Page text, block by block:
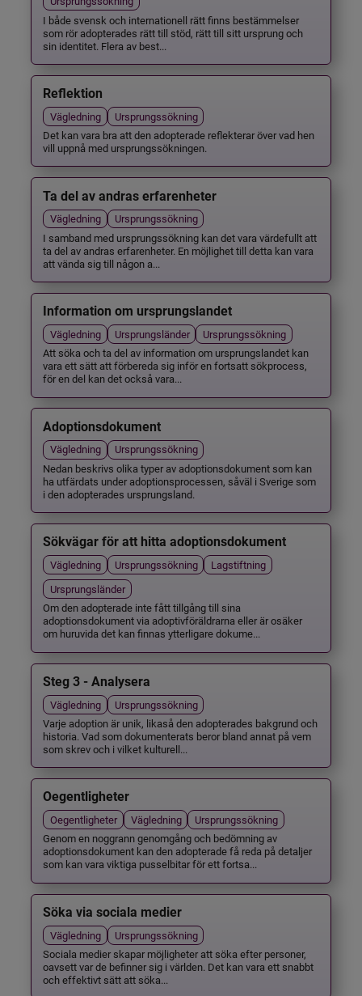
I både svensk och internationell rätt finns bestämmelser
som rör adopterades rätt till stöd, rätt till sitt ursprung och
sin identitet. Flera av best...
Reflektion
Vägledning
Ursprungssökning
Det kan vara bra att den adopterade reflekterar över vad hen
vill uppnå med ursprungssökningen.
Ta del av andras erfarenheter
Vägledning
Ursprungssökning
I samband med ursprungssökning kan det vara värdefullt att
ta del av andras erfarenheter. En möjlighet till detta kan vara
att vända sig till någon a...
Information om ursprungslandet
Vägledning Ursprungsländer
Ursprungssökning
Att söka och ta del av information om ursprungslandet kan
vara ett sätt att förbereda sig inför en fortsatt sökprocess,
för en del kan det också vara...
Adoptionsdokument
Vägledning
Ursprungssökning
Nedan beskrivs olika typer av adoptionsdokument som kan
ha utfärdats under adoptionsprocessen, såväl i Sverige som
i den adopterades ursprungsland.
Sökvägar för att hitta adoptionsdokument
Vägledning Ursprungssökning
Lagstiftning
Ursprungsländer
Om den adopterade inte fått tillgång till sina
adoptionsdokument via adoptivföräldrarna eller är osäker
om huruvida det kan finnas ytterligare dokume...
Steg 3 - Analysera
Vägledning
Ursprungssökning
Varje adoption är unik, likaså den adopterades bakgrund och
historia. Vad som dokumenterats beror bland annat på vem
som skrev och i vilket kulturell...
Oegentligheter
Oegentligheter Vägledning
Ursprungssökning
Genom en noggrann genomgång och bedömning av
adoptionsdokument kan den adopterade få reda på detaljer
som kan vara viktiga pusselbitar för ett fortsa...
Söka via sociala medier
Vägledning
Ursprungssökning
Sociala medier skapar möjligheter att söka efter personer,
oavsett var de befinner sig i världen. Det kan vara ett snabbt
och effektivt sätt att söka...